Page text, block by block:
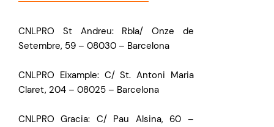
CNLPRO St Andreu: Rbla/ Onze de
Setembre, 59 – 08030 – Barcelona
CNLPRO Eixample: C/ St. Antoni Maria
Claret, 204 – 08025 – Barcelona
CNLPRO Gracia: C/ Pau Alsina, 60 –